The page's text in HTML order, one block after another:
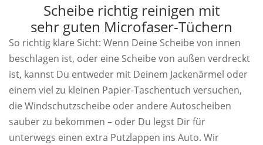
Scheibe richtig reinigen mit
sehr guten Microfaser-Tüchern
So richtig klare Sicht: Wenn Deine Scheibe von innen
beschlagen ist, oder eine Scheibe von außen verdreckt
ist, kannst Du entweder mit Deinem Jackenärmel oder
einem viel zu kleinen Papier-Taschentuch versuchen,
die Windschutzscheibe oder andere Autoscheiben
sauber zu bekommen – oder Du legst Dir für
unterwegs einen extra Putzlappen ins Auto. Wir